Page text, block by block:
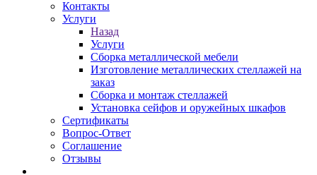
Контакты
Услуги
Назад
Услуги
Сборка металлической мебели
Изготовление металлических стеллажей на
заказ
Сборка и монтаж стеллажей
Установка сейфов и оружейных шкафов
Сертификаты
Вопрос-Ответ
Соглашение
Отзывы